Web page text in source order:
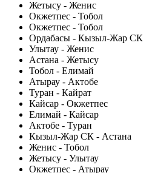
Жетысу - Женис
Окжетпес - Тобол
Окжетпес - Тобол
Ордабасы - Кызыл-Жар СК
Улытау - Женис
Астана - Жетысу
Тобол - Елимай
Атырау - Актобе
Туран - Кайрат
Кайсар - Окжетпес
Елимай - Кайсар
Актобе - Туран
Кызыл-Жар СК - Астана
Женис - Тобол
Жетысу - Улытау
Окжетпес - Атырау